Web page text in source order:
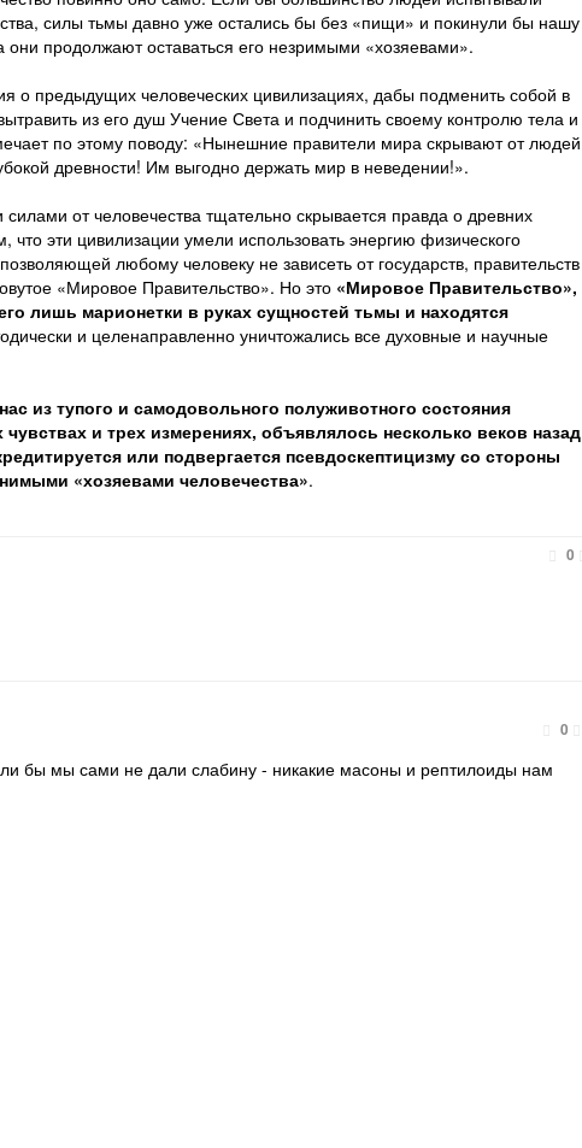
силы тьмы давно уже остались бы без «пищи» и покинули бы нашу
они продолжают оставаться его незримыми «хозяевами».
о предыдущих человеческих цивилизациях, дабы подменить собой в
из его душ Учение Света и подчинить своему контролю тела и
по этому поводу: «Нынешние правители мира скрывают от людей
древности! Им выгодно держать мир в неведении!».
от человечества тщательно скрывается правда о древних
эти цивилизации умели использовать энергию физического
любому человеку не зависеть от государств, правительств
«Мировое Правительство». Но это «Мировое Правительство»,
лишь марионетки в руках сущностей тьмы и находятся
и целенаправленно уничтожались все духовные и научные
из тупого и самодовольного полуживотного состояния
и трех измерениях, объявлялось несколько веков назад
или подвергается псевдоскептицизму со стороны
«хозяевами человечества».
0
0
бы мы сами не дали слабину - никакие масоны и рептилоиды нам